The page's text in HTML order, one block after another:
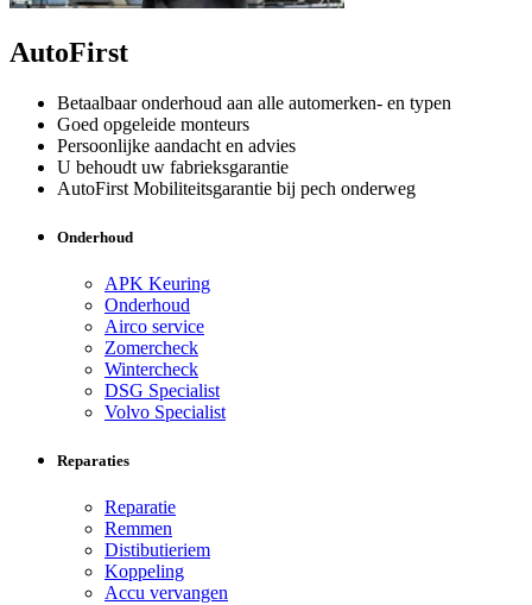
AutoFirst
Betaalbaar onderhoud aan alle automerken- en typen
Goed opgeleide monteurs
Persoonlijke aandacht en advies
U behoudt uw fabrieksgarantie
AutoFirst Mobiliteitsgarantie bij pech onderweg
Onderhoud
APK Keuring
Onderhoud
Airco service
Zomercheck
Wintercheck
DSG Specialist
Volvo Specialist
Reparaties
Reparatie
Remmen
Distibutieriem
Koppeling
Accu vervangen